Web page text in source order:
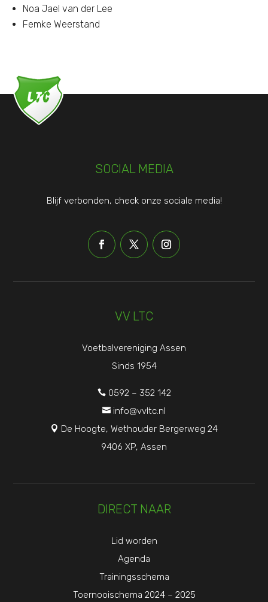
Noa Jael van der Lee
Femke Weerstand
SOCIAL MEDIA
Blijf verbonden, check onze sociale media!
VV LTC
Voetbalvereniging Assen
Sinds 1954
 0592 – 352 142
 info@vvltc.nl
 De Hoogte, Wethouder Bergerweg 24
9406 XP, Assen
DIRECT NAAR
Lid worden
Agenda
Trainingsschema
Toernooischema 2024 – 2025